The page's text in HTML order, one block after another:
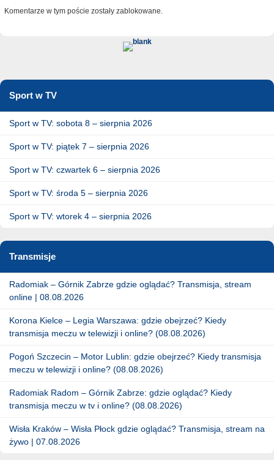
Komentarze w tym poście zostały zablokowane.
Sport w TV
Sport w TV: sobota 8 – sierpnia 2026
Sport w TV: piątek 7 – sierpnia 2026
Sport w TV: czwartek 6 – sierpnia 2026
Sport w TV: środa 5 – sierpnia 2026
Sport w TV: wtorek 4 – sierpnia 2026
Transmisje
Radomiak – Górnik Zabrze gdzie oglądać? Transmisja, stream
online | 08.08.2026
Korona Kielce – Legia Warszawa: gdzie obejrzeć? Kiedy
transmisja meczu w telewizji i online? (08.08.2026)
Pogoń Szczecin – Motor Lublin: gdzie obejrzeć? Kiedy transmisja
meczu w telewizji i online? (08.08.2026)
Radomiak Radom – Górnik Zabrze: gdzie oglądać? Kiedy
transmisja meczu w tv i online? (08.08.2026)
Wisła Kraków – Wisła Płock gdzie oglądać? Transmisja, stream na
żywo | 07.08.2026